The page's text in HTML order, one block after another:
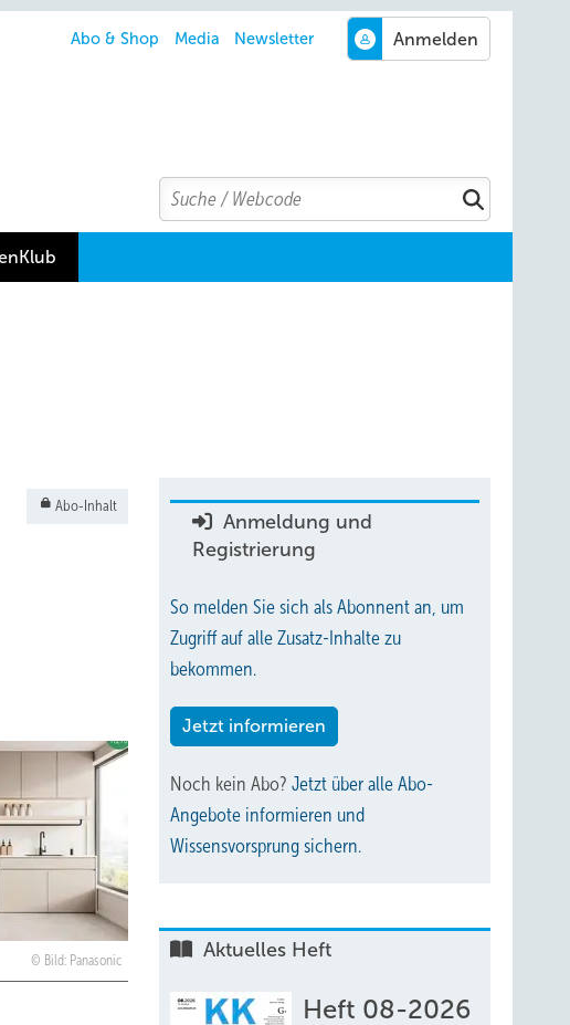
Abo & Shop Media Newsletter
Search
Suchen
Abo-Inhalt
Bild: Panasonic
Anmeldung und
Registrierung
So melden Sie sich als Abonnent an, um
Zugriff auf alle Zusatz-Inhalte zu
bekommen.
Jetzt informieren
Noch kein Abo? Jetzt über alle Abo-
Angebote informieren und
Wissensvorsprung sichern.
Aktuelles Heft
Heft 08-2026